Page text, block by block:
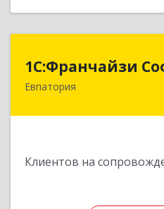
1С:Франчайзи
Евпатория
Клиентов на
297407, Крым Респ,